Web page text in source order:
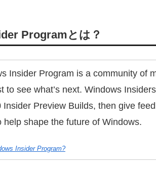
Programとは？
Insider Program is a community of
to see what’s next. Windows
Insider Preview Builds, then give
help shape the future of Windows.
Insider Program?